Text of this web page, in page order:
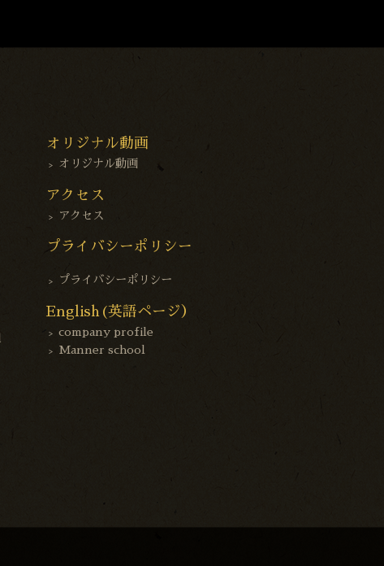
オリジナル動画
オリジナル動画
アクセス
アクセス
プライバシーポリシー
プライバシーポリシー
English(英語ページ）
company profile
Manner school